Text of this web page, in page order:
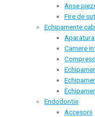
Anse
Fire de
Echipamente
Camere
Endodontie
Accesorii